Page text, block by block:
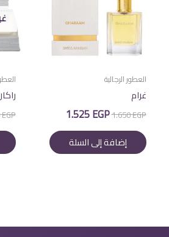
العطور الرجالية
غرام
1.650EGP السعر
الأصلي
هو:
1.650 EGP.
1.525EGP
هو:
1.525 EGP. إضافة إلى السلة
EGP